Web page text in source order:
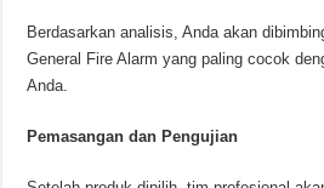
Berdasarkan analisis, Anda akan
General Fire Alarm yang paling cocok
Anda.
Pemasangan dan Pengujian